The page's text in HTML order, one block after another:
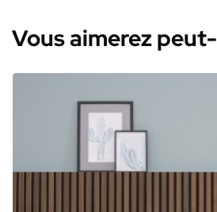
Vous aimerez